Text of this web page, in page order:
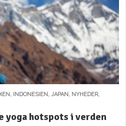
, INDONESIEN , JAPAN , NYHEDER,
yoga hotspots i verden